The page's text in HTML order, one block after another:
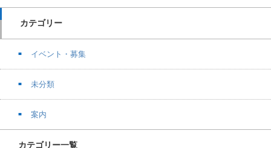
カテゴリー
イベント・募集
未分類
案内
カテゴリー一覧